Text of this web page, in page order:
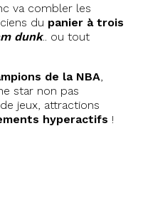
va combler les
du panier à trois
dunk.. ou tout
de la NBA,
star non pas
jeux, attractions
hyperactifs !